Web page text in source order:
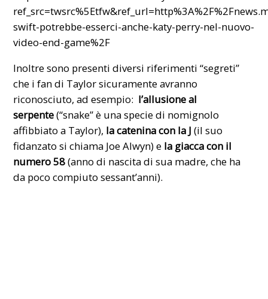
swift-potrebbe-esserci-anche-katy-perry-nel-nuovo-
video-end-game%2F
Inoltre sono presenti diversi riferimenti “segreti”
che i fan di Taylor sicuramente avranno
riconosciuto, ad esempio: l’allusione al
serpente(“snake” è una specie di nomignolo
affibbiato a Taylor), la catenina con la J (il suo
fidanzato si chiama Joe Alwyn) e la giacca con il
numero 58(anno di nascita di sua madre, che ha
da poco compiuto sessant’anni).